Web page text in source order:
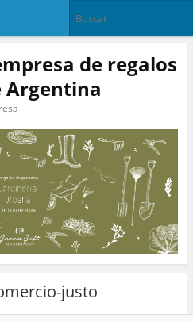
de regalos
Argentina
justo